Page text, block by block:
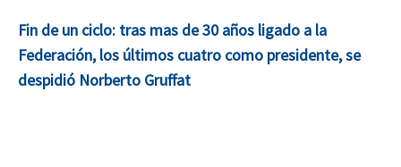
Fin de un ciclo: tras mas de 30 años ligado a la
Federación, los últimos cuatro como presidente, se
despidió Norberto Gruffat